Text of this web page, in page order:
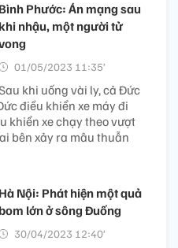
Bình Phước: Án mạng sau
khi nhậu, một người tử
01/05/2023 11:35’
khi uống vài ly, cả Đức
điều khiển xe máy đi
khiển xe chạy theo vượt
bên xảy ra mâu thuẫn
Hà Nội: Phát hiện một quả
bom lớn ở sông Đuống
30/04/2023 12:40’